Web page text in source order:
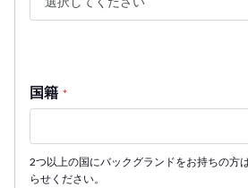
国籍 *
2つ以上の国にバックグランドをお持ちの方
らせください。